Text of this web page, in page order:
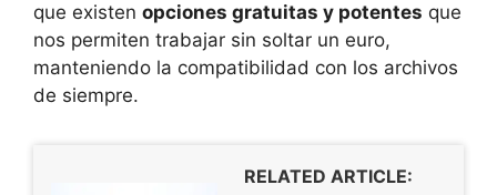
que existen opciones gratuitas y potentes que
nos permiten trabajar sin soltar un euro,
manteniendo la compatibilidad con los archivos
de siempre.
RELATED ARTICLE: